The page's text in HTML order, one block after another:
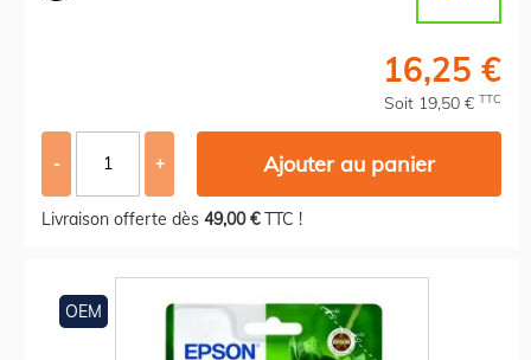
16,25 €
Soit 19,50 € TTC
- + Ajouter au panier
Livraison offerte dès 49,00 €TTC !
OEM